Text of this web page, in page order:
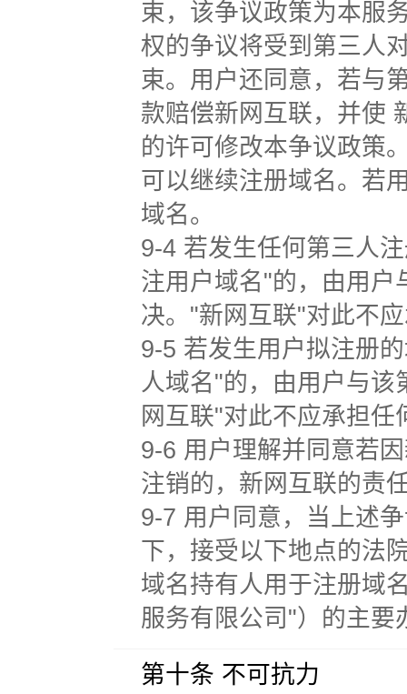
束，该争议政策为本服
权的争议将受到第三人
束。用户还同意，若与
款赔偿新网互联，并使
的许可修改本争议政策
可以继续注册域名。若
域名。
9-4 若发生任何第三人
注用户域名"的，由用户
决。"新网互联"对此不
9-5 若发生用户拟注册
人域名"的，由用户与该
网互联"对此不应承担任
9-6 用户理解并同意若
注销的，新网互联的责
9-7 用户同意，当上述
下，接受以下地点的法
域名持有人用于注册域
服务有限公司"）的主要
第十条 不可抗力